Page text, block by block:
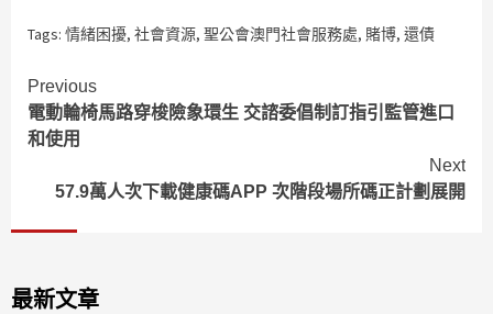
Tags: 情緒困擾, 社會資源, 聖公會澳門社會服務處, 賭博, 還債
Continue
Reading
Previous
電動輪椅馬路穿梭險象環生 交諮委倡制訂指引監管進口
和使用
Next
57.9萬人次下載健康碼APP 次階段場所碼正計劃展開
最新文章